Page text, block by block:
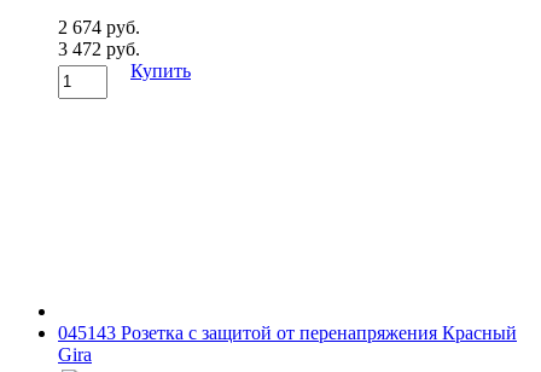
2 674 руб.
3 472 руб.
Купить
045143 Розетка с защитой от перенапряжения Красный
Gira